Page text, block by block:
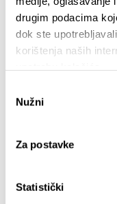
drugim podacima
dok ste
korištenja naših
pristanka
Nužni
Za postavke
Statistički
Partager: